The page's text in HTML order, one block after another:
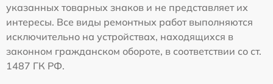
указанных товарных знаков и не представляет их
интересы. Все виды ремонтных работ выполняются
исключительно на устройствах, находящихся в
законном гражданском обороте, в соответствии со ст.
1487 ГК РФ.